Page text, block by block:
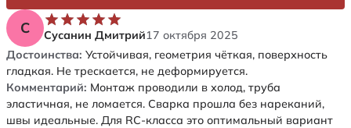
С Сусанин Дмитрий17 октября 2025
Достоинства: Устойчивая, геометрия чёткая, поверхность
гладкая. Не трескается, не деформируется.
Комментарий: Монтаж проводили в холод, труба
эластичная, не ломается. Сварка прошла без нареканий,
швы идеальные. Для RC-класса это оптимальный вариант